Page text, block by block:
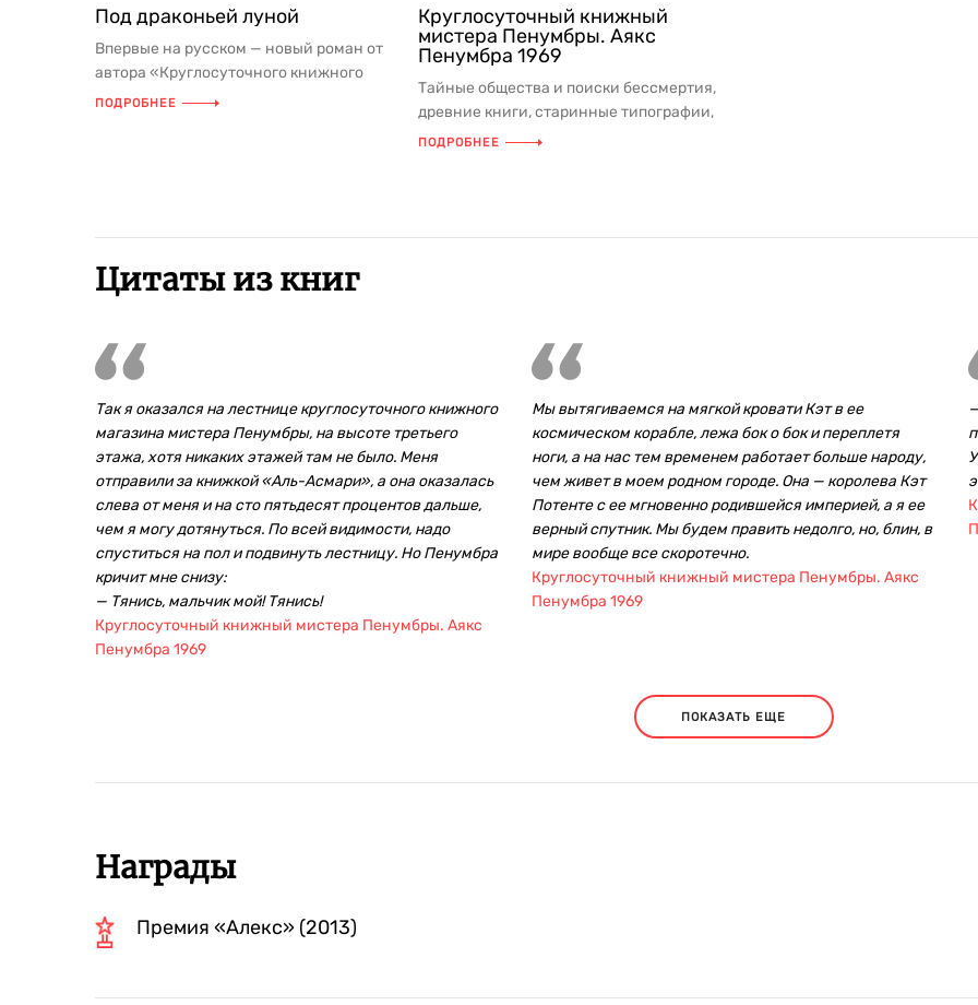
Под драконьей луной
Впервые на русском — новый роман от
автора «Круглосуточного книжного
мистера Пенумбры», бывшего штат...
ПОДРОБНЕЕ
Круглосуточный книжный
мистера Пенумбры. Аякс
Пенумбра 1969
Тайные общества и поиски бессмертия,
древние книги, старинные типографии,
подземные читальные залы, ...
ПОДРОБНЕЕ
Цитаты из книг
Так я оказался на лестнице круглосуточного книжного
магазина мистера Пенумбры, на высоте третьего
этажа, хотя никаких этажей там не было. Меня
отправили за книжкой «Аль-Асмари», а она оказалась
слева от меня и на сто пятьдесят процентов дальше,
чем я могу дотянуться. По всей видимости, надо
спуститься на пол и подвинуть лестницу. Но Пенумбра
кричит мне снизу:
— Тянись, мальчик мой! Тянись!
Круглосуточный книжный мистера Пенумбры. Аякс
Пенумбра 1969
Мы вытягиваемся на мягкой кровати Кэт в ее
космическом корабле, лежа бок о бок и переплетя
ноги, а на нас тем временем работает больше народу,
чем живет в моем родном городе. Она — королева Кэт
Потенте с ее мгновенно родившейся империей, а я ее
верный спутник. Мы будем править недолго, но, блин, в
мире вообще все скоротечно.
Круглосуточный книжный мистера Пенумбры. Аякс
Пенумбра 1969
ПОКАЗАТЬ ЕЩЕ
Награды
Премия «Алекс» (2013)